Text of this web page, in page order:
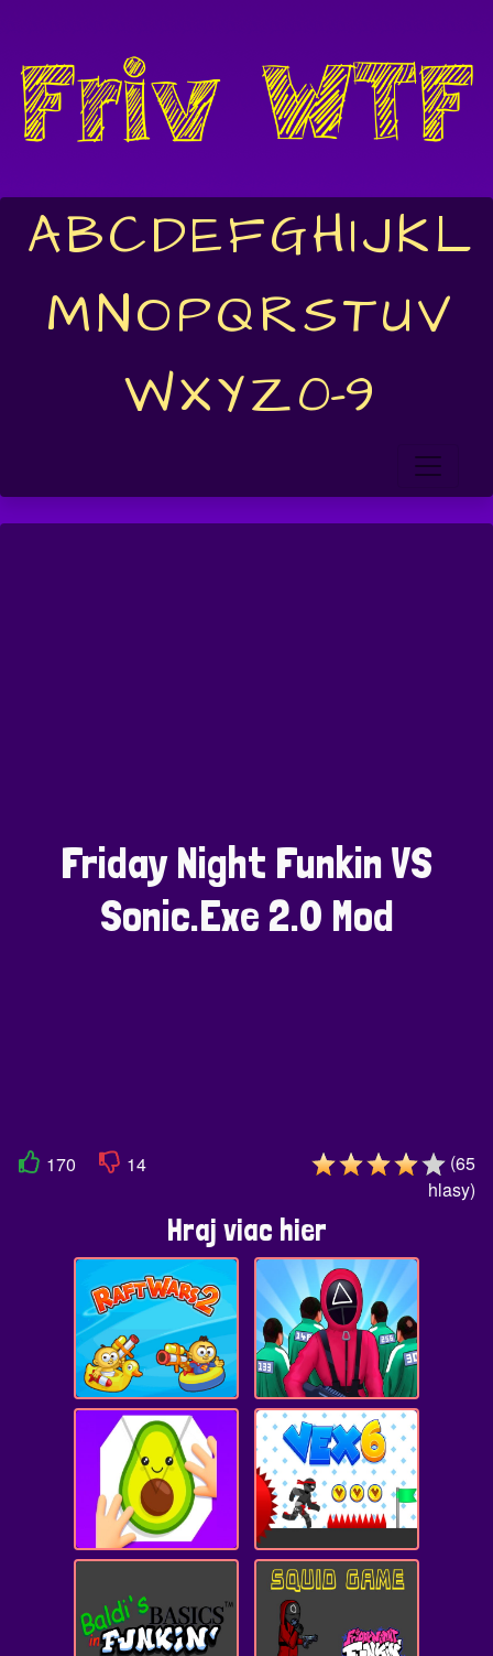
ABCDEFGHIJKL
MNOPQRSTUV
WXYZ0-9
Friday Night Funkin VS
Sonic.Exe 2.0 Mod
170 14 (65
hlasy)
Hraj viac hier